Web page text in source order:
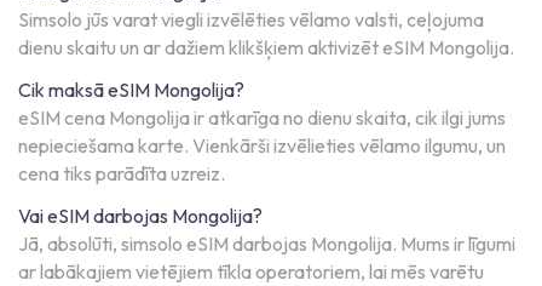
Simsolo jūs varat viegli izvēlēties vēlamo valsti, ceļojuma
dienu skaitu un ar dažiem klikšķiem aktivizēt eSIM Mongolija.
Cik maksā eSIM Mongolija?
eSIM cena Mongolija ir atkarīga no dienu skaita, cik ilgi jums
nepieciešama karte. Vienkārši izvēlieties vēlamo ilgumu, un
cena tiks parādīta uzreiz.
Vai eSIM darbojas Mongolija?
Jā, absolūti, simsolo eSIM darbojas Mongolija. Mums ir līgumi
ar labākajiem vietējiem tīkla operatoriem, lai mēs varētu